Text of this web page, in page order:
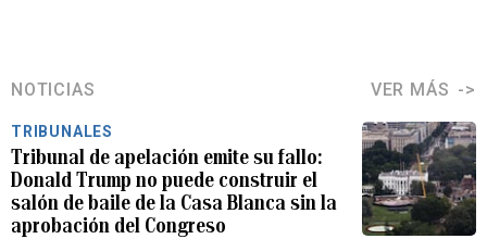
NOTICIAS VER MÁS
TRIBUNALES
Tribunal de apelación emite su fallo:
Donald Trump no puede construir el
salón de baile de la Casa Blanca sin la
aprobación del Congreso